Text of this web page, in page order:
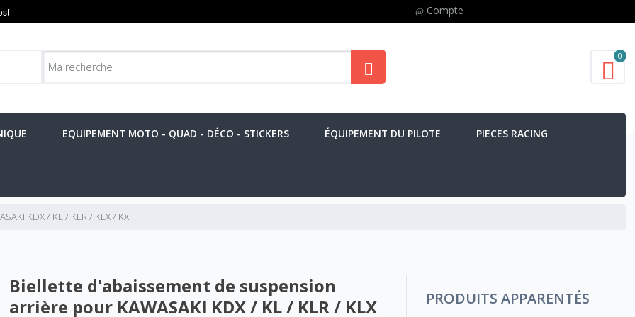
Compte
0
EQUIPEMENT MOTO - QUAD - DÉCO - STICKERS ÉQUIPEMENT DU PILOTE PIECES RACING
KDX / KL / KLR / KLX / KX
Biellette d'abaissement de suspension
arrière pour KAWASAKI KDX / KL / KLR / KLX
PRODUITS APPARENTÉS